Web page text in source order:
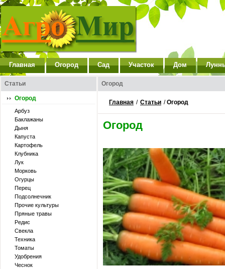
Главная Огород Сад Участок Дом
Статьи
Огород
Арбуз
Баклажаны
Дыня
Капуста
Картофель
Клубника
Лук
Морковь
Огурцы
Перец
Подсолнечник
Прочие культуры
Пряные травы
Редис
Свекла
Техника
Томаты
Удобрения
Чеснок
Огород
Главная / Статьи /Огород
Огород